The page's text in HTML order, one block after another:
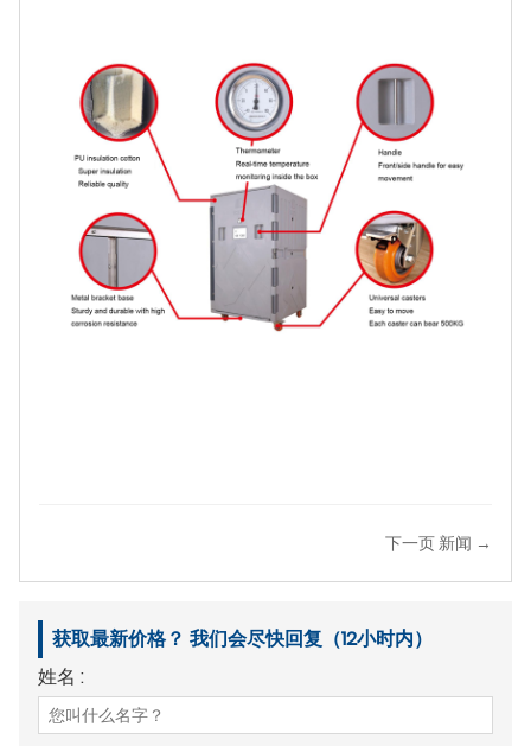
下一页 新闻 →
获取最新价格？ 我们会尽快回复（12小时内）
姓名 :